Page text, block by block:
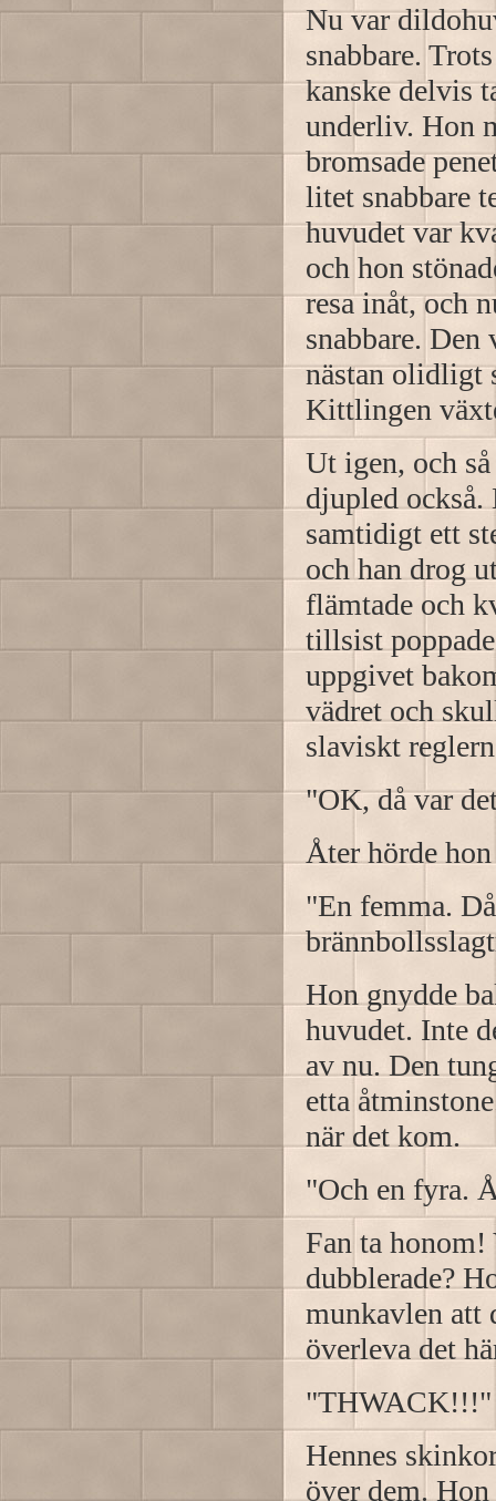
Nu var
snabbare.
kanske delvis
underliv. Hon
bromsade
litet snabbare
huvudet var
och hon
resa inåt, och
snabbare.
nästan olidligt
Kittlingen
Ut igen, och
djupled
samtidigt ett
och han drog
flämtade och
tillsist
uppgivet
vädret och
slaviskt
"OK, då var
Åter hörde
"En femma.
Hon gnydde
huvudet. Inte
av nu. Den
etta
när det kom.
"Och en fyra.
Fan ta honom!
dubblerade?
munkavlen att
överleva det
"THWACK!!!"
Hennes
över dem.